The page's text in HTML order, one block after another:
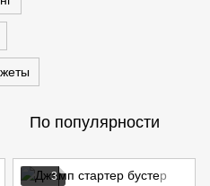
По популярности
3